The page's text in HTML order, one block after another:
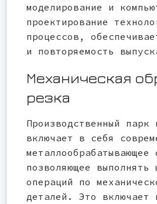
моделирование и
проектирование
процессов,
и повторяемость
Механическая
резка
Производственный парк
включает в себя
металлообрабатывающее
позволяющее выполнять
операций по
деталей. Это включает